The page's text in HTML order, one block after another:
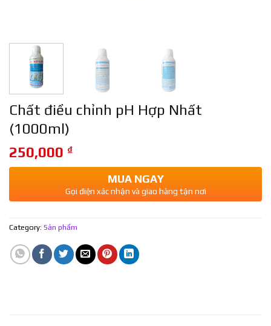
Chất điều chỉnh pH Hợp Nhất
(1000ml)
250,000 ₫
MUA NGAY
Gọi điện xác nhận và giao hàng tận nơi
Category: Sản phẩm